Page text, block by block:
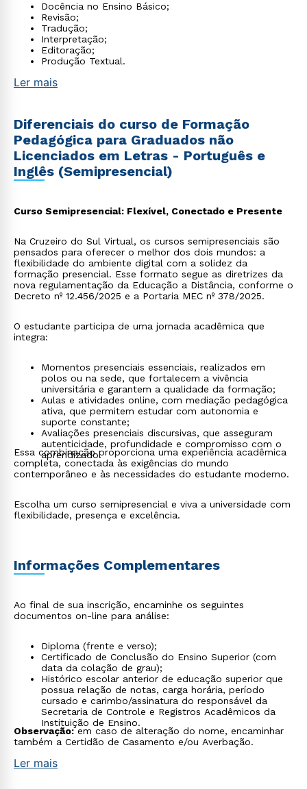
Docência no Ensino Básico;
Revisão;
Tradução;
Interpretação;
Editoração;
Produção Textual.
Ler mais
Diferenciais do curso de Formação
Pedagógica para Graduados não
Licenciados em Letras - Português e
Inglês (Semipresencial)
Curso Semipresencial: Flexível, Conectado e Presente
Na Cruzeiro do Sul Virtual, os cursos semipresenciais são
pensados para oferecer o melhor dos dois mundos: a
flexibilidade do ambiente digital com a solidez da
formação presencial. Esse formato segue as diretrizes da
nova regulamentação da Educação a Distância, conforme o
Decreto nº 12.456/2025 e a Portaria MEC nº 378/2025.
O estudante participa de uma jornada acadêmica que
integra:
Momentos presenciais essenciais, realizados em
polos ou na sede, que fortalecem a vivência
universitária e garantem a qualidade da formação;
Aulas e atividades online, com mediação pedagógica
ativa, que permitem estudar com autonomia e
suporte constante;
Avaliações presenciais discursivas, que asseguram
autenticidade, profundidade e compromisso com o
aprendizado.
Essa combinação proporciona uma experiência acadêmica
completa, conectada às exigências do mundo
contemporâneo e às necessidades do estudante moderno.
Escolha um curso semipresencial e viva a universidade com
flexibilidade, presença e excelência.
Informações Complementares
Ao final de sua inscrição, encaminhe os seguintes
documentos on-line para análise:
Diploma (frente e verso);
Certificado de Conclusão do Ensino Superior (com
data da colação de grau);
Histórico escolar anterior de educação superior que
possua relação de notas, carga horária, período
cursado e carimbo/assinatura do responsável da
Secretaria de Controle e Registros Acadêmicos da
Instituição de Ensino.
Observação:em caso de alteração do nome, encaminhar
também a Certidão de Casamento e/ou Averbação.
Ler mais